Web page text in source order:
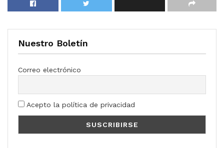
Nuestro Boletín
Correo electrónico
Acepto la política de privacidad